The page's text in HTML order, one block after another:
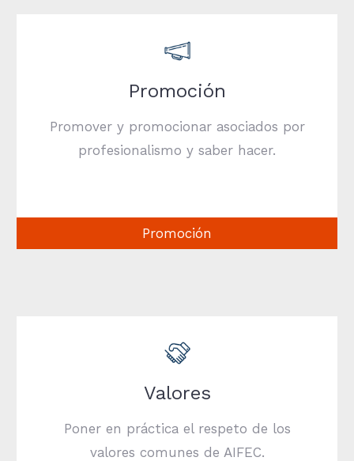
Promoción
Promover y promocionar asociados por
profesionalismo y saber hacer.
Promoción
Valores
Poner en práctica el respeto de los
valores comunes de AIFEC.